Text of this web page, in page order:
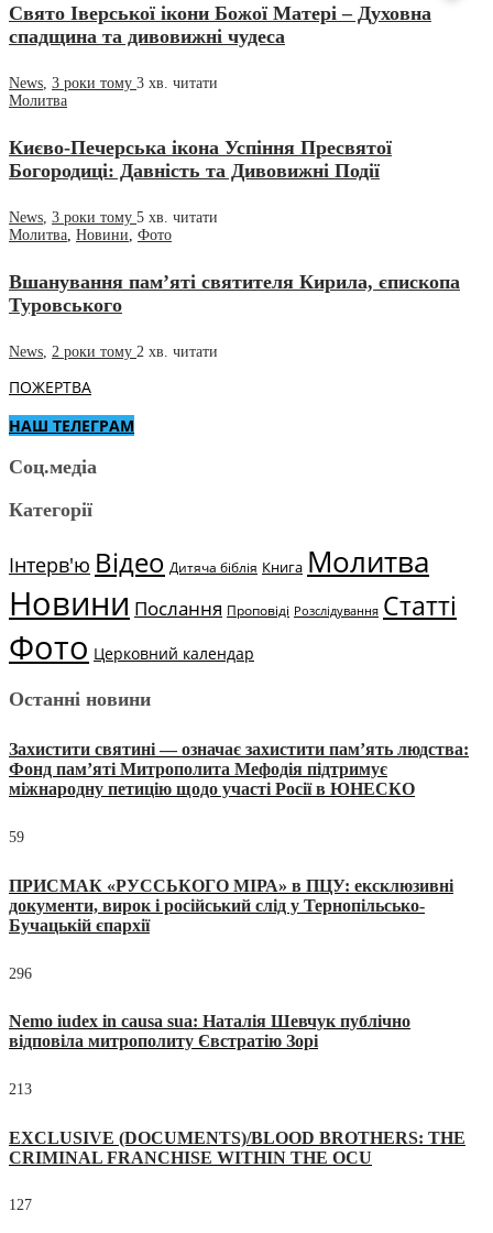
Свято Іверської ікони Божої Матері – Духовна
спадщина та дивовижні чудеса
News 3 роки тому 3 хв. читати
Молитва
Києво-Печерська ікона Успіння Пресвятої
Богородиці: Давність та Дивовижні Події
News 3 роки тому 5 хв. читати
Молитва Новини Фото
Вшанування пам’яті святителя Кирила, єпископа
Туровського
News 2 роки тому 2 хв. читати
ПОЖЕРТВА
НАШ ТЕЛЕГРАМ
Соц.медіа
Категорії
Інтерв'ю Відео Дитяча біблія Книга Молитва
Новини Послання Проповіді Розслідування Статті
Фото Церковний календар
Останні новини
Захистити святині — означає захистити пам’ять людства:
Фонд пам’яті Митрополита Мефодія підтримує
міжнародну петицію щодо участі Росії в ЮНЕСКО
59
ПРИСМАК «РУССЬКОГО МІРА» в ПЦУ: ексклюзивні
документи, вирок і російський слід у Тернопільсько-
Бучацькій єпархії
296
Nemo iudex in causa sua: Наталія Шевчук публічно
відповіла митрополиту Євстратію Зорі
213
EXCLUSIVE (DOCUMENTS)/BLOOD BROTHERS: THE
CRIMINAL FRANCHISE WITHIN THE OCU
127